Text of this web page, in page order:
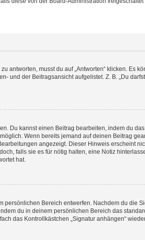
antworten, musst du auf „Antworten“ klicken. Es
der Beitragsansicht aufgelistet. Z. B. „Du
Du kannst einen Beitrag bearbeiten, indem du das
Wenn bereits jemand auf deinen Beitrag
angezeigt. Dieser Hinweis erscheint
falls sie es für nötig halten, eine Notiz
hat.
Bereich entwerfen. Nachdem du die
du in deinem persönlichen Bereich das
das Kontrollkästchen „Signatur anhängen“